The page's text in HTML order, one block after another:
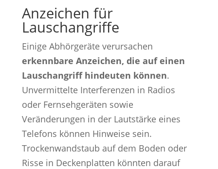
Anzeichen für
Lauschangriffe
Einige Abhörgeräte verursachen
erkennbare Anzeichen, die auf einen
Lauschangriff hindeuten können.
Unvermittelte Interferenzen in Radios
oder Fernsehgeräten sowie
Veränderungen in der Lautstärke eines
Telefons können Hinweise sein.
Trockenwandstaub auf dem Boden oder
Risse in Deckenplatten könnten darauf